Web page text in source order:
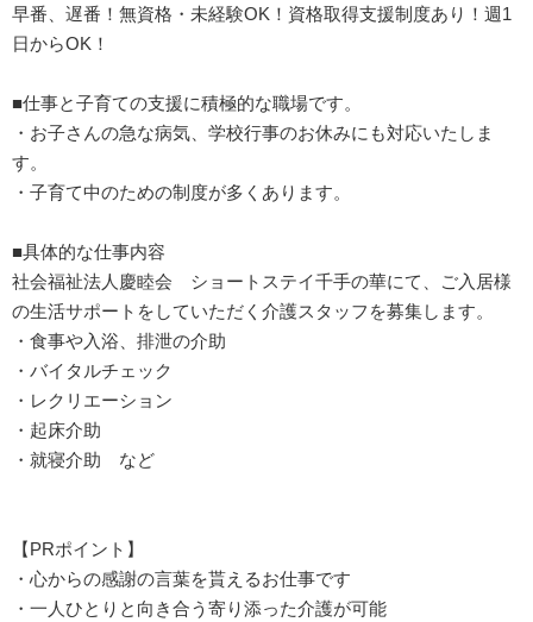
早番、遅番！無資格・未経験OK！資格取得支援制度あり！週1
日からOK！
■仕事と子育ての支援に積極的な職場です。
・お子さんの急な病気、学校行事のお休みにも対応いたしま
す。
・子育て中のための制度が多くあります。
■具体的な仕事内容
社会福祉法人慶睦会 ショートステイ千手の華にて、ご入居様
の生活サポートをしていただく介護スタッフを募集します。
・食事や入浴、排泄の介助
・バイタルチェック
・レクリエーション
・起床介助
・就寝介助 など
【PRポイント】
・心からの感謝の言葉を貰えるお仕事です
・一人ひとりと向き合う寄り添った介護が可能